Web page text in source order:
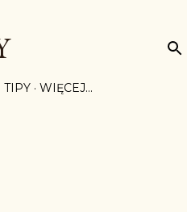
TIPY WIĘCEJ…